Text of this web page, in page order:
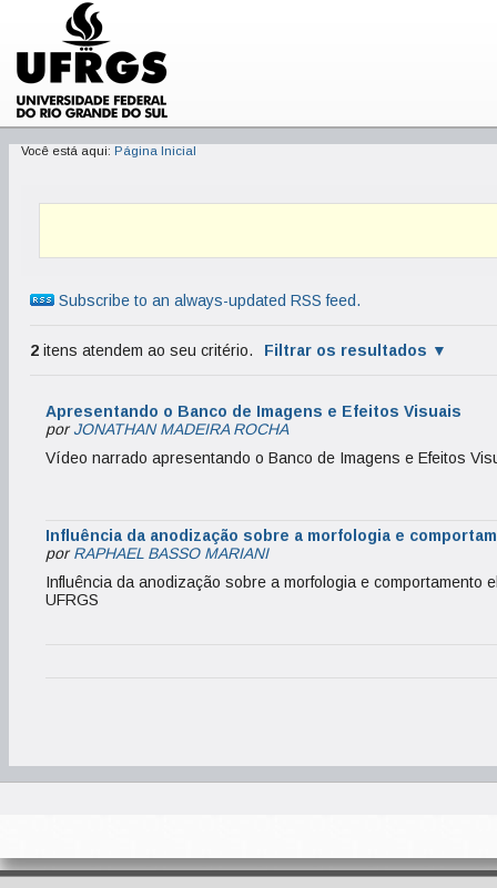
Você está aqui: Página Inicial
Subscribe to an always-updated RSS feed.
2itens atendem ao seu critério. Filtrar os resultados
Apresentando o Banco de Imagens e Efeitos Visuais
porJONATHAN MADEIRA ROCHA
Vídeo narrado apresentando o Banco de Imagens e Efeitos
Influência da anodização sobre a morfologia e
porRAPHAEL BASSO MARIANI
Influência da anodização sobre a morfologia e comportamento
UFRGS